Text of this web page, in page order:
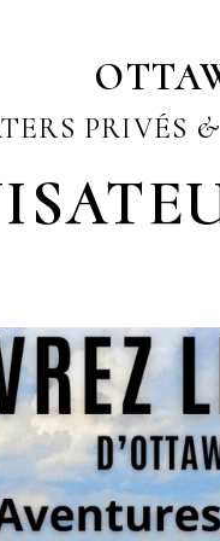
PRIVÉS